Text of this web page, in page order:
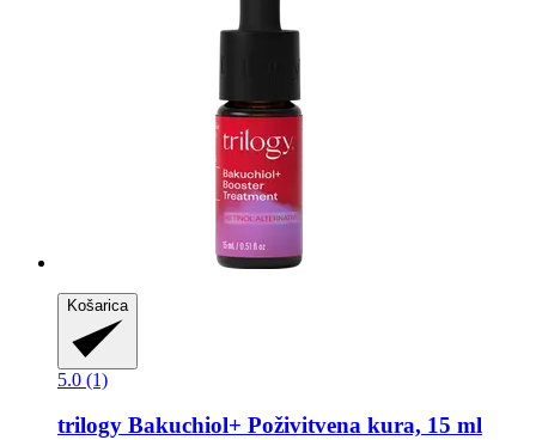
Košarica
5.0 (1)
trilogy Bakuchiol+ Poživitvena kura, 15 ml